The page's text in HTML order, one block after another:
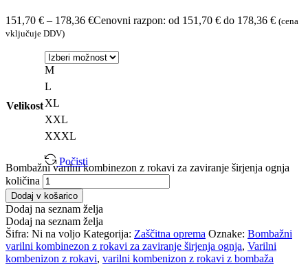
151,70 € – 178,36 €Cenovni razpon: od 151,70 € do 178,36 € (cena
vključuje DDV)
Velikost
M
L
XL
XXL
XXXL
Počisti
Bombažni varilni kombinezon z rokavi za zaviranje širjenja ognja
količina
Dodaj v košarico
Dodaj na seznam želja
Dodaj na seznam želja
Šifra: Ni na voljo Kategorija: Zaščitna oprema Oznake: Bombažni
varilni kombinezon z rokavi za zaviranje širjenja ognja, Varilni
kombenizon z rokavi, varilni kombenizon z rokavi z bombaža